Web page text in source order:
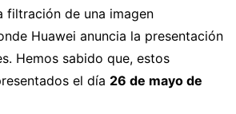
filtración de una imagen
Huawei anuncia la presentación
Hemos sabido que, estos
el día 26 de mayo de